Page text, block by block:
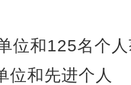
位和125名个
位和先进个人